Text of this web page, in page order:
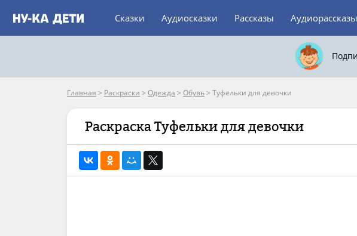
Сказки Аудиосказки Рассказы Аудиорассказы
Главная > Раскраски > Одежда > Обувь> Туфельки для девочки
Раскраска Туфельки для девочки